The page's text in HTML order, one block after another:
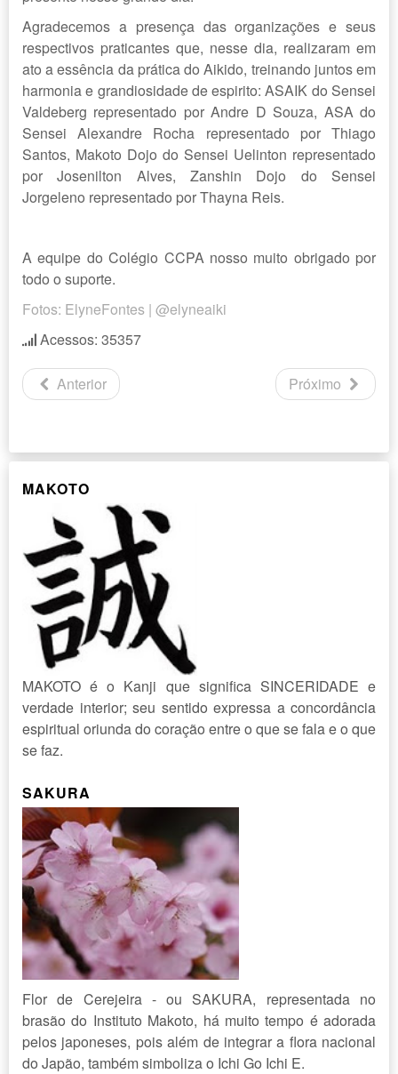
Agradecemos a presença das organizações e seus
respectivos praticantes que, nesse dia, realizaram em
ato a essência da prática do Aikido, treinando juntos em
harmonia e grandiosidade de espirito: ASAIK do Sensei
Valdeberg representado por Andre D Souza, ASA do
Sensei Alexandre Rocha representado por Thiago
Santos, Makoto Dojo do Sensei Uelinton representado
por Josenilton Alves, Zanshin Dojo do Sensei
Jorgeleno representado por Thayna Reis.
A equipe do Colégio CCPA nosso muito obrigado por
todo o suporte.
Fotos: ElyneFontes | @elyneaiki
Acessos: 35357
Anterior Próximo
MAKOTO
MAKOTO é o Kanji que significa SINCERIDADE e
verdade interior; seu sentido expressa a concordância
espiritual oriunda do coração entre o que se fala e o que
se faz.
SAKURA
Flor de Cerejeira - ou SAKURA, representada no
brasão do Instituto Makoto, há muito tempo é adorada
pelos japoneses, pois além de integrar a flora nacional
do Japão, também simboliza o Ichi Go Ichi E.